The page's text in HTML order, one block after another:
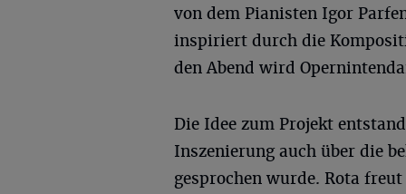
von dem Pianisten Igor
inspiriert durch die
den Abend wird
Die Idee zum Projekt
Inszenierung auch über die
gesprochen wurde. Rota